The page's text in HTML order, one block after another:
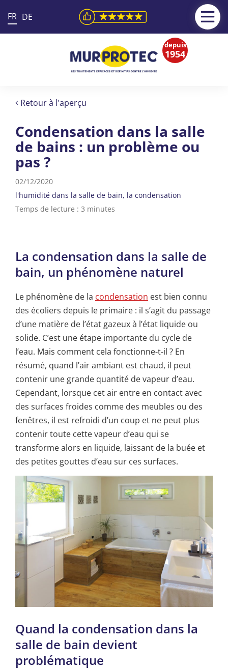
FR DE
depuis
1954
Retour à l'aperçu
Condensation dans la salle
de bains : un problème ou
pas ?
02/12/2020
l'humidité dans la salle de bain la condensation
Temps de lecture : 3 minutes
La condensation dans la salle de
bain, un phénomène naturel
Le phénomène de la condensation est bien connu
des écoliers depuis le primaire : il s’agit du passage
d’une matière de l’état gazeux à l’état liquide ou
solide. C’est une étape importante du cycle de
l’eau. Mais comment cela fonctionne-t-il ? En
résumé, quand l’air ambiant est chaud, il peut
contenir une grande quantité de vapeur d’eau.
Cependant, lorsque cet air entre en contact avec
des surfaces froides comme des meubles ou des
fenêtres, il est refroidi d’un coup et ne peut plus
contenir toute cette vapeur d’eau qui se
transforme alors en liquide, laissant de la buée et
des petites gouttes d’eau sur ces surfaces.
Quand la condensation dans la
salle de bain devient
problématique